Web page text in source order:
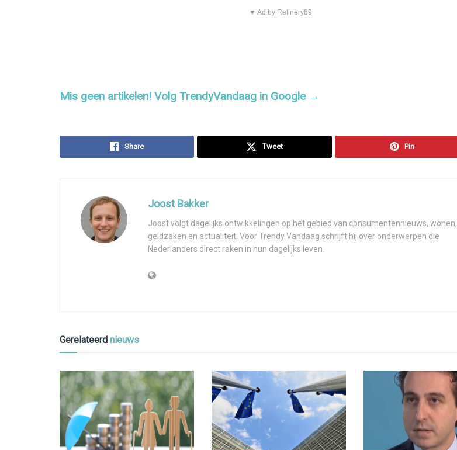
▼ Ad by Refinery89
Mis geen artikelen! Volg TrendyVandaag in Google →
Share Tweet Pin
Joost Bakker
Joost volgt dagelijks ontwikkelingen op het gebied van consumentennieuws, wonen,
geldzaken en actualiteit. Voor Trendy Vandaag schrijft hij over onderwerpen die
Nederlanders direct raken in hun dagelijks leven.
Gerelateerd nieuws